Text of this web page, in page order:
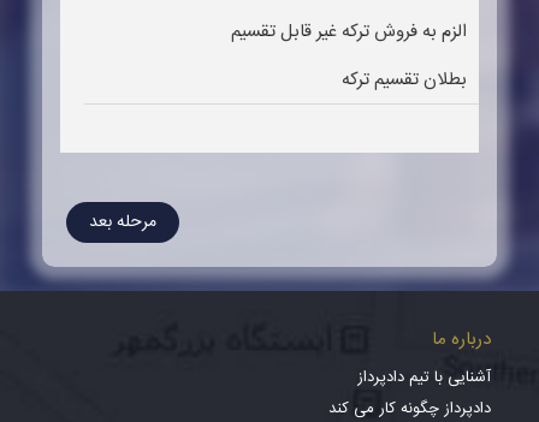
الزم به فروش ترکه غیر قابل تقسیم
بطلان تقسیم ترکه
مرحله بعد
درباره ما
آشنایی با تیم دادپرداز
دادپرداز چگونه کار می کند